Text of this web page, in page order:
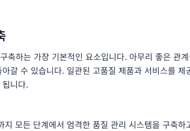
축하는 가장 기본적인 요소입니다. 아무리 좋은 관
갈 수 있습니다. 일관된 고품질 제품과 서비스를 제
니다.
모든 단계에서 엄격한 품질 관리 시스템을 구축하